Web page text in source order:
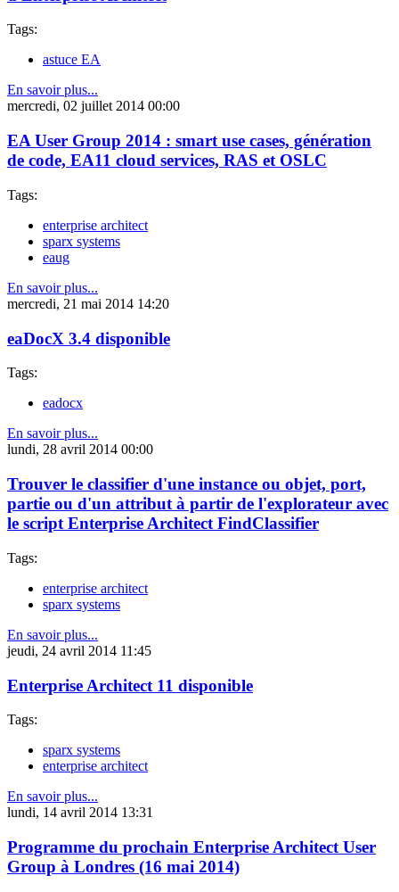
Tags:
astuce EA
En savoir plus...
mercredi, 02 juillet 2014 00:00
EA User Group 2014 : smart use cases, génération
de code, EA11 cloud services, RAS et OSLC
Tags:
enterprise architect
sparx systems
eaug
En savoir plus...
mercredi, 21 mai 2014 14:20
eaDocX 3.4 disponible
Tags:
eadocx
En savoir plus...
lundi, 28 avril 2014 00:00
Trouver le classifier d'une instance ou objet, port,
partie ou d'un attribut à partir de l'explorateur avec
le script Enterprise Architect FindClassifier
Tags:
enterprise architect
sparx systems
En savoir plus...
jeudi, 24 avril 2014 11:45
Enterprise Architect 11 disponible
Tags:
sparx systems
enterprise architect
En savoir plus...
lundi, 14 avril 2014 13:31
Programme du prochain Enterprise Architect User
Group à Londres (16 mai 2014)